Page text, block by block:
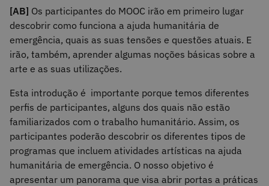
[AB] Os participantes do MOOC irão em primeiro lugar
descobrir como funciona a ajuda humanitária de
emergência, quais as suas tensões e questões atuais. E
irão, também, aprender algumas noções básicas sobre a
arte e as suas utilizações.
Esta introdução é importante porque temos diferentes
perfis de participantes, alguns dos quais não estão
familiarizados com o trabalho humanitário. Assim, os
participantes poderão descobrir os diferentes tipos de
programas que incluem atividades artísticas na ajuda
humanitária de emergência. O nosso objetivo é
apresentar um panorama que visa abrir portas a práticas